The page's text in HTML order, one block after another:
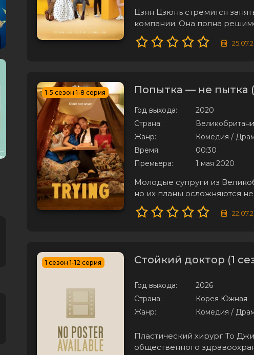
Цзян Цзюнь стремится
компании. Она полна
профессионализма.
встреча с директором,
1-5 сезон 1-8 серия Попытка — не пытка
Год выхода:
2020
Страна:
Жанр:
Комедия /
Время:
00:30
Премьера:
1 мая 2020
Молодые супруги из
но их планы осложняются
преградами. Вместо того
пути, который требует
1 сезон 1-12 серия Стойкий доктор (1
Год выхода:
2026
Страна:
Корея Южная
Жанр:
Комедия /
Пластический хирург То
общественного